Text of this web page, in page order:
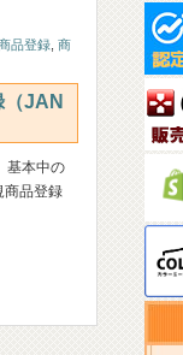
品登録 商
（JAN
基本中の
商品登録